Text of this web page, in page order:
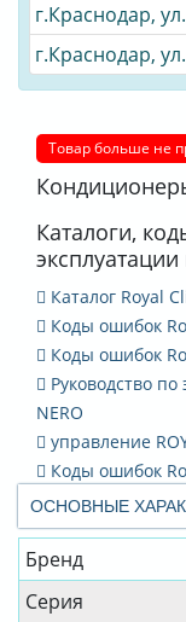
ОСНОВНЫЕ
Бренд
Серия
г.Краснодар,
г.Краснодар,
Товар больше не
Каталоги,
Каталог Royal
Коды ошибок
Коды ошибок
Руководство по
NERO
управление
Коды ошибок